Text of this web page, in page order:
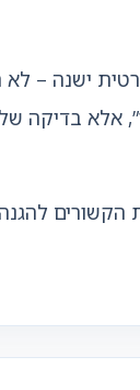
ישנה – לא
אלא בדיקה
הקשורים